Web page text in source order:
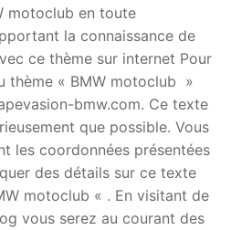
motoclub en toute
la connaissance de
ce thème sur internet Pour
thème « BMW motoclub »
bmw.com. Ce texte
que possible. Vous
les coordonnées présentées
des détails sur ce texte
motoclub « . En visitant de
vous serez au courant des